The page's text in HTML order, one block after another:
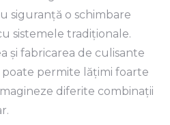
siguranţă o schimbare
sistemele tradiţionale.
şi fabricarea de culisante
poate permite lăţimi foarte
diferite combinaţii